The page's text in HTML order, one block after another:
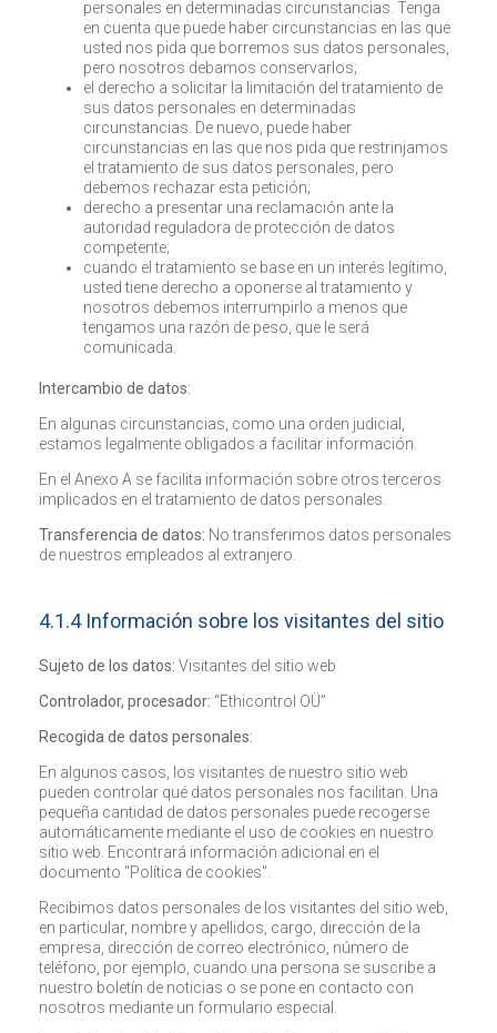
personales en determinadas circunstancias. Tenga
en cuenta que puede haber circunstancias en las que
usted nos pida que borremos sus datos personales,
pero nosotros debamos conservarlos;
el derecho a solicitar la limitación del tratamiento de
sus datos personales en determinadas
circunstancias. De nuevo, puede haber
circunstancias en las que nos pida que restrinjamos
el tratamiento de sus datos personales, pero
debemos rechazar esta petición;
derecho a presentar una reclamación ante la
autoridad reguladora de protección de datos
competente;
cuando el tratamiento se base en un interés legítimo,
usted tiene derecho a oponerse al tratamiento y
nosotros debemos interrumpirlo a menos que
tengamos una razón de peso, que le será
comunicada.
Intercambio de datos:
En algunas circunstancias, como una orden judicial,
estamos legalmente obligados a facilitar información.
En el Anexo A se facilita información sobre otros terceros
implicados en el tratamiento de datos personales.
Transferencia de datos: No transferimos datos personales
de nuestros empleados al extranjero.
4.1.4 Información sobre los visitantes del sitio
Sujeto de los datos: Visitantes del sitio web
Controlador, procesador: “Ethicontrol OÜ”
Recogida de datos personales:
En algunos casos, los visitantes de nuestro sitio web
pueden controlar qué datos personales nos facilitan. Una
pequeña cantidad de datos personales puede recogerse
automáticamente mediante el uso de cookies en nuestro
sitio web. Encontrará información adicional en el
documento "Política de cookies".
Recibimos datos personales de los visitantes del sitio web,
en particular, nombre y apellidos, cargo, dirección de la
empresa, dirección de correo electrónico, número de
teléfono, por ejemplo, cuando una persona se suscribe a
nuestro boletín de noticias o se pone en contacto con
nosotros mediante un formulario especial.